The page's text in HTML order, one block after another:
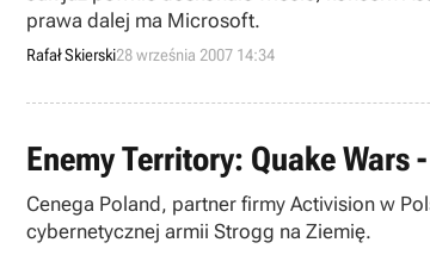
prawa dalej ma Microsoft.
Rafał Skierski28 września 2007 14:34
Enemy Territory: Quake Wars
Cenega Poland, partner firmy Activision w
cybernetycznej armii Strogg na Ziemię.